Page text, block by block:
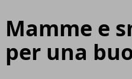
Mamme e
per una